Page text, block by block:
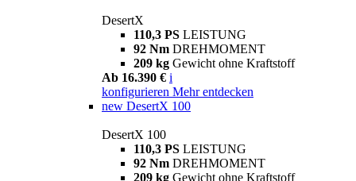
DesertX
110,3 PS LEISTUNG
92 Nm DREHMOMENT
209 kg Gewicht ohne Kraftstoff
Ab 16.390 € i
konfigurieren Mehr entdecken
new DesertX 100
DesertX 100
110,3 PS LEISTUNG
92 Nm DREHMOMENT
209 kg Gewicht ohne Kraftstoff